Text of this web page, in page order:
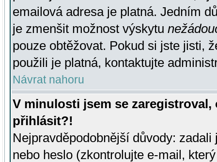
emailová adresa je platná. Jedním
je zmenšit možnost výskytu
pouze obtěžovat. Pokud si jste jisti,
použili je platná, kontaktujte
Návrat nahoru
V minulosti jsem se
přihlásit?!
Nejpravděpodobnější důvody:
nebo heslo (zkontrolujte e-mail,